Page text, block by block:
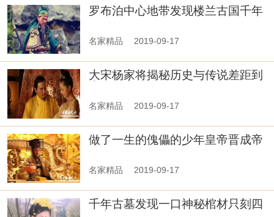
罗布泊中心地带发现楼兰古国千年
名家精品 2019-09-17
大宋杨家将揭秘历史与传说差距到
名家精品 2019-09-17
做了一生的傀儡的少年皇帝晋成帝
名家精品 2019-09-17
千年古墓发现一口神秘棺材只刻四